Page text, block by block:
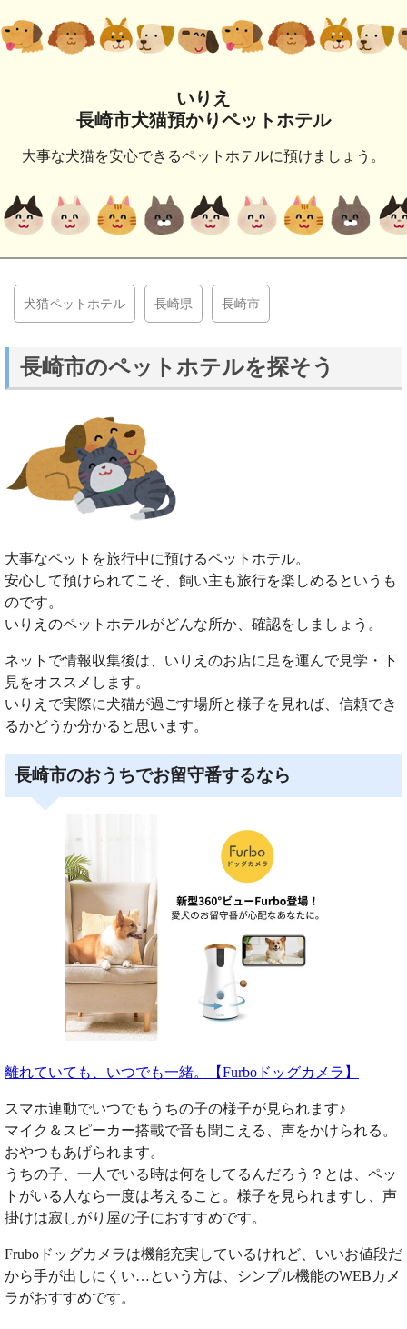
いりえ
長崎市犬猫預かりペットホテル
大事な犬猫を安心できるペットホテルに預けましょう。
犬猫ペットホテル 長崎県 長崎市
長崎市のペットホテルを探そう
大事なペットを旅行中に預けるペットホテル。
安心して預けられてこそ、飼い主も旅行を楽しめるというも
のです。
いりえのペットホテルがどんな所か、確認をしましょう。
ネットで情報収集後は、いりえのお店に足を運んで見学・下
見をオススメします。
いりえで実際に犬猫が過ごす場所と様子を見れば、信頼でき
るかどうか分かると思います。
長崎市のおうちでお留守番するなら
離れていても、いつでも一緒。【Furboドッグカメラ】
スマホ連動でいつでもうちの子の様子が見られます♪
マイク＆スピーカー搭載で音も聞こえる、声をかけられる。
おやつもあげられます。
うちの子、一人でいる時は何をしてるんだろう？とは、ペッ
トがいる人なら一度は考えること。様子を見られますし、声
掛けは寂しがり屋の子におすすめです。
Fruboドッグカメラは機能充実しているけれど、いいお値段だ
から手が出しにくい…という方は、シンプル機能のWEBカメ
ラがおすすめです。